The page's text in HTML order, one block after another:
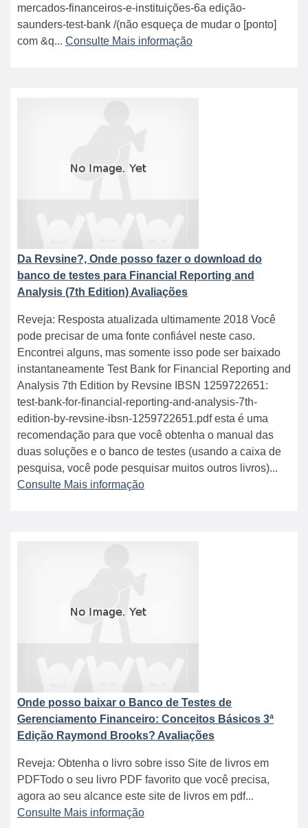
mercados-financeiros-e-instituições-6a edição-
saunders-test-bank /(não esqueça de mudar o [ponto]
com &q... Consulte Mais informação
Da Revsine?, Onde posso fazer o download do
banco de testes para Financial Reporting and
Analysis (7th Edition) Avaliações
Reveja: Resposta atualizada ultimamente 2018 Você
pode precisar de uma fonte confiável neste caso.
Encontrei alguns, mas somente isso pode ser baixado
instantaneamente Test Bank for Financial Reporting and
Analysis 7th Edition by Revsine IBSN 1259722651:
test-bank-for-financial-reporting-and-analysis-7th-
edition-by-revsine-ibsn-1259722651.pdf esta é uma
recomendação para que você obtenha o manual das
duas soluções e o banco de testes (usando a caixa de
pesquisa, você pode pesquisar muitos outros livros)...
Consulte Mais informação
Onde posso baixar o Banco de Testes de
Gerenciamento Financeiro: Conceitos Básicos 3ª
Edição Raymond Brooks? Avaliações
Reveja: Obtenha o livro sobre isso Site de livros em
PDFTodo o seu livro PDF favorito que você precisa,
agora ao seu alcance este site de livros em pdf...
Consulte Mais informação